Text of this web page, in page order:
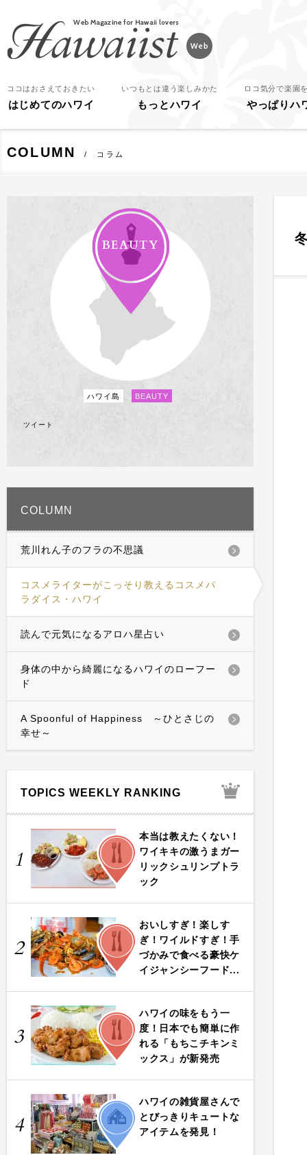
ココはおさえておきたい
はじめてのハワイ
いつもとは違う楽しみかた
もっとハワイ
ロコ気分で楽園
やっぱりハ
COLUMN コラム
BEAUTY
ハワイ島 BEAUTY
ツイート
COLUMN
荒川れん子のフラの不思議
コスメライターがこっそり教えるコスメパ
ラダイス・ハワイ
読んで元気になるアロハ星占い
身体の中から綺麗になるハワイのローフー
ド
A Spoonful of Happiness ～ひとさじの
幸せ～
TOPICS WEEKLY RANKING
1
FOOD
本当は教えたくない！
ワイキキの激うまガー
リックシュリンプトラ
ック
2
FOOD
おいしすぎ！楽しす
ぎ！ワイルドすぎ！手
づかみで食べる豪快ケ
イジャンシーフード...
3
FOOD
ハワイの味をもう一
度！日本でも簡単に作
れる「もちこチキンミ
ックス」が新発売
4
LIFE
ハワイの雑貨屋さんで
とびっきりキュートな
アイテムを発見！